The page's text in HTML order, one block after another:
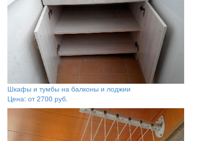
Шкафы и тумбы на балконы и лоджии
Цена: от2700 руб.